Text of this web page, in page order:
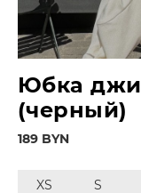
Юбка
(черный)
189 BYN
XS S